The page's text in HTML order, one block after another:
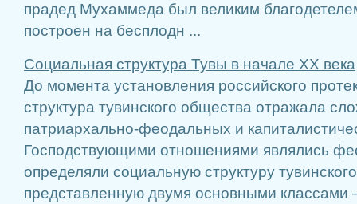
прадед Мухаммеда был великим
построен на бесплодн ...
Социальная структура Тувы в начале ХХ века
До момента установления российского
структура тувинского общества отражала
патриархально-феодальных и
Господствующими отношениями являлись
определяли социальную структуру
представленную двумя основными классами